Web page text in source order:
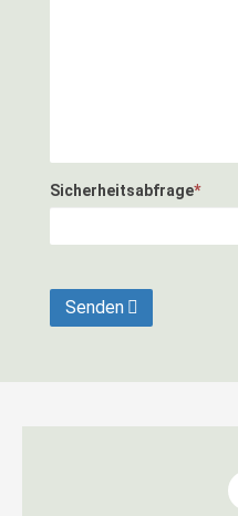
Sicherheitsabfrage*
Senden